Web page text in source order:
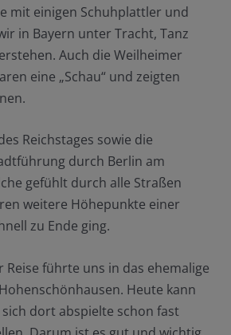
mit einigen Schuhplattler und
in Bayern unter Tracht, Tanz
Auch die Weilheimer
eine „Schau“ und zeigten
Reichstages sowie die
durch Berlin am
gefühlt durch alle Straßen
weitere Höhepunkte einer
zu Ende ging.
Reise führte uns in das ehemalige
Heute kann
sich dort abspielte schon fast